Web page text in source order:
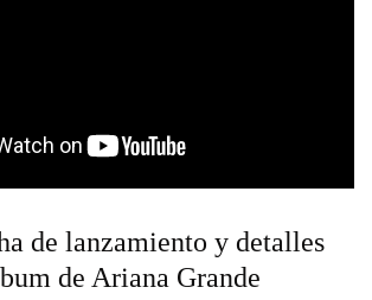
de lanzamiento y detalles
de Ariana Grande